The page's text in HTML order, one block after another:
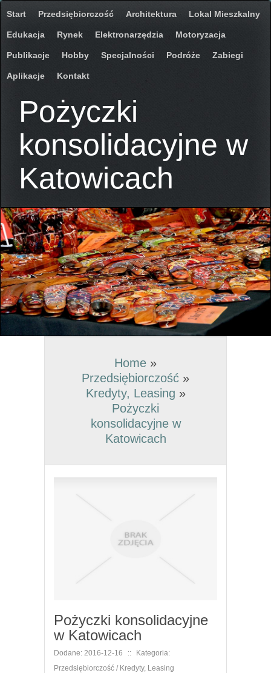
Start Przedsiębiorczość Architektura Lokal Mieszkalny
Edukacja Rynek Elektronarzędzia Motoryzacja
Publikacje Hobby Specjalności Podróże Zabiegi
Aplikacje Kontakt
Pożyczki
konsolidacyjne w
Katowicach
Home »
Przedsiębiorczość »
Kredyty, Leasing »
Pożyczki
konsolidacyjne w
Katowicach
Pożyczki konsolidacyjne
w Katowicach
Dodane: 2016-12-16 ::
Kategoria:
Przedsiębiorczość / Kredyty, Leasing